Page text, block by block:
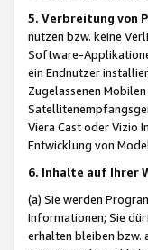
5. Verbreitung von
nutzen bzw. keine
Software-
ein Endnutzer
Zugelassenen
Viera Cast oder Vizio
Entwicklung von
6. Inhalte auf Ihrer
(a) Sie werden
Informationen; Sie
erhalten bleiben bzw.